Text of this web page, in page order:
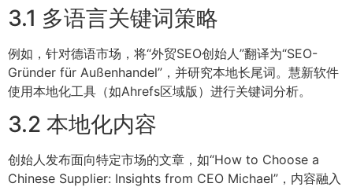
3.1 多语言关键词策略
例如，针对德语市场，将“外贸SEO创始人”翻译为“SEO-
Gründer für Außenhandel”，并研究本地长尾词。慧新软件
使用本地化工具（如Ahrefs区域版）进行关键词分析。
3.2 本地化内容
创始人发布面向特定市场的文章，如“How to Choose a
Chinese Supplier: Insights from CEO Michael”，内容融入